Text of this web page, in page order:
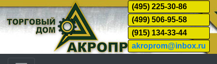
(495) 225-30-86
(499) 506-95-58
(915) 134-33-44
akroprom@inbox.ru